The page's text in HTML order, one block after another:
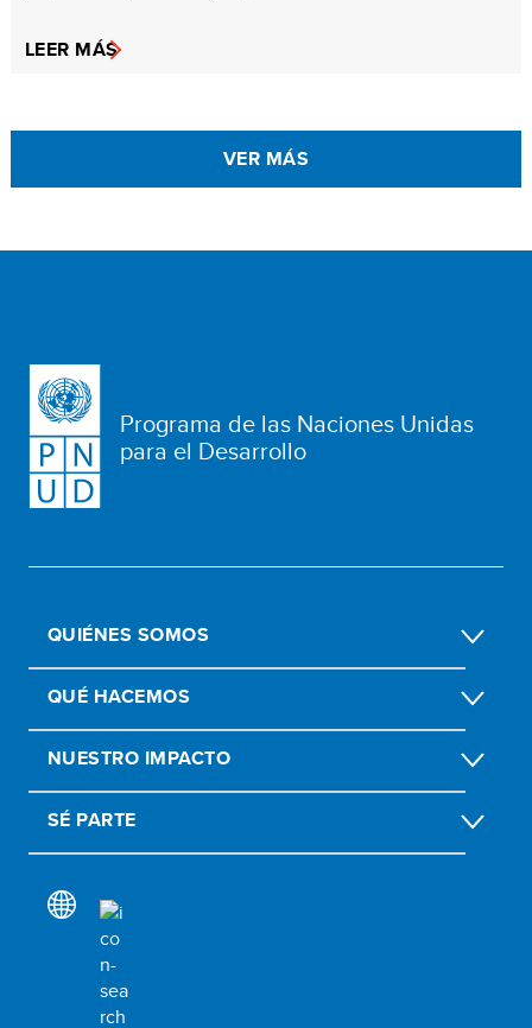
LEER MÁS
VER MÁS
Programa de las Naciones Unidas
para el Desarrollo
QUIÉNES SOMOS
QUÉ HACEMOS
NUESTRO IMPACTO
SÉ PARTE